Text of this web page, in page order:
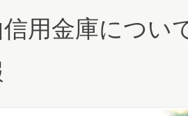
信用金庫につい